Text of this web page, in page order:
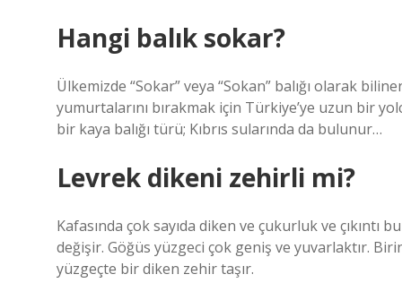
Hangi balık sokar?
Ülkemizde “Sokar” veya “Sokan” balığı olarak
yumurtalarını bırakmak için Türkiye’ye uzun bir
bir kaya balığı türü; Kıbrıs sularında da bulunur…
Levrek dikeni zehirli mi?
Kafasında çok sayıda diken ve çukurluk ve çıkıntı
değişir. Göğüs yüzgeci çok geniş ve yuvarlaktır.
yüzgeçte bir diken zehir taşır.